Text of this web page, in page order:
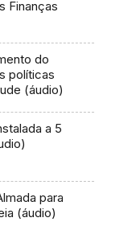
Finanças
do
políticas
(áudio)
a 5
para
(áudio)